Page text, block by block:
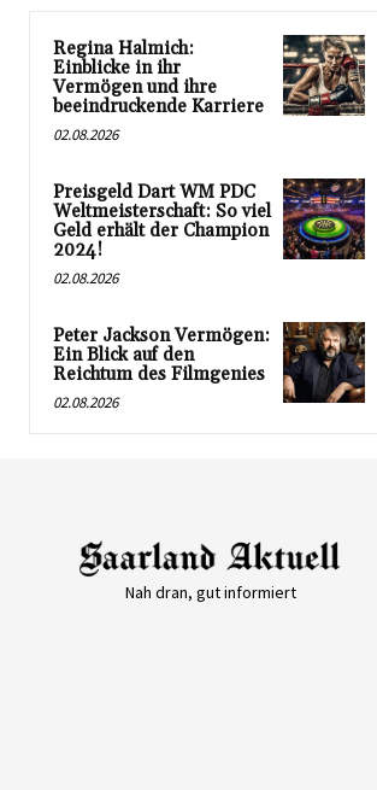
Regina Halmich:
Einblicke in ihr
Vermögen und ihre
beeindruckende Karriere
02.08.2026
Preisgeld Dart WM PDC
Weltmeisterschaft: So viel
Geld erhält der Champion
2024!
02.08.2026
Peter Jackson Vermögen:
Ein Blick auf den
Reichtum des Filmgenies
02.08.2026
Nah dran, gut informiert